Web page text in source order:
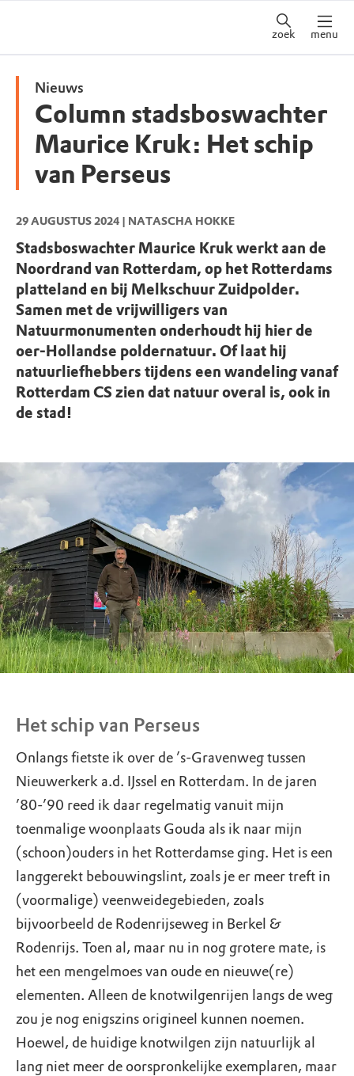
zoek menu
Nieuws
Column stadsboswachter
Maurice Kruk: Het schip
van Perseus
29 AUGUSTUS 2024 | NATASCHA HOKKE
Stadsboswachter Maurice Kruk werkt aan de
Noordrand van Rotterdam, op het Rotterdams
platteland en bij Melkschuur Zuidpolder.
Samen met de vrijwilligers van
Natuurmonumenten onderhoudt hij hier de
oer-Hollandse poldernatuur. Of laat hij
natuurliefhebbers tijdens een wandeling vanaf
Rotterdam CS zien dat natuur overal is, ook in
de stad!
Het schip van Perseus
Onlangs fietste ik over de ’s-Gravenweg tussen
Nieuwerkerk a.d. IJssel en Rotterdam. In de jaren
’80-’90 reed ik daar regelmatig vanuit mijn
toenmalige woonplaats Gouda als ik naar mijn
(schoon)ouders in het Rotterdamse ging. Het is een
langgerekt bebouwingslint, zoals je er meer treft in
(voormalige) veenweidegebieden, zoals
bijvoorbeeld de Rodenrijseweg in Berkel &
Rodenrijs. Toen al, maar nu in nog grotere mate, is
het een mengelmoes van oude en nieuwe(re)
elementen. Alleen de knotwilgenrijen langs de weg
zou je nog enigszins origineel kunnen noemen.
Hoewel, de huidige knotwilgen zijn natuurlijk al
lang niet meer de oorspronkelijke exemplaren, maar